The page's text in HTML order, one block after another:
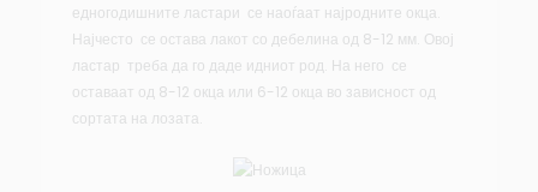
едногодишните ластари се наоѓаат најродните окца.
Најчесто се остава лакот со дебелина од 8-12 мм. Овој
ластар треба да го даде идниот род. На него се
оставаат од 8-12 окца или 6-12 окца во зависност од
сортата на лозата.